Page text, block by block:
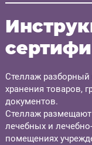
Стеллаж
хранения товаров,
документов.
Стеллаж
лечебных и
помещениях